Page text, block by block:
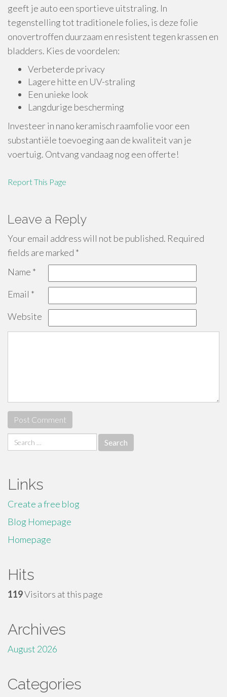
geeft je auto een sportieve uitstraling. In
tegenstelling tot traditionele folies, is deze folie
onovertroffen duurzaam en resistent tegen krassen en
bladders. Kies de voordelen:
Verbeterde privacy
Lagere hitte en UV-straling
Een unieke look
Langdurige bescherming
Investeer in nano keramisch raamfolie voor een
substantiële toevoeging aan de kwaliteit van je
voertuig. Ontvang vandaag nog een offerte!
Report This Page
Leave a Reply
Your email address will not be published. Required
fields are marked *
Name *
Email *
Website
Search
for:
Links
Create a free blog
Blog Homepage
Homepage
Hits
119Visitors at this page
Archives
August 2026
Categories